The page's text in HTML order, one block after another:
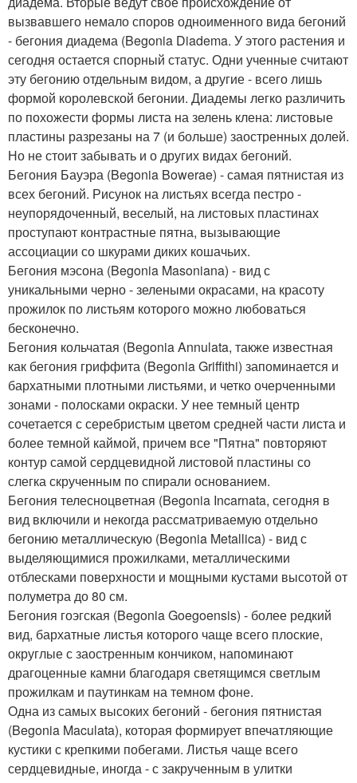
вызвавшего немало споров одноименного вида бегоний
- бегония диадема (Begonia Diadema. У этого растения и
сегодня остается спорный статус. Одни ученные считают
эту бегонию отдельным видом, а другие - всего лишь
формой королевской бегонии. Диадемы легко различить
по похожести формы листа на зелень клена: листовые
пластины разрезаны на 7 (и больше) заостренных долей.
Но не стоит забывать и о других видах бегоний.
Бегония Бауэра (Begonia Bowerae) - самая пятнистая из
всех бегоний. Рисунок на листьях всегда пестро -
неупорядоченный, веселый, на листовых пластинах
проступают контрастные пятна, вызывающие
ассоциации со шкурами диких кошачьих.
Бегония мэсона (Begonia Masoniana) - вид с
уникальными черно - зелеными окрасами, на красоту
прожилок по листьям которого можно любоваться
бесконечно.
Бегония кольчатая (Begonia Annulata, также известная
как бегония гриффита (Begonia Griffithi) запоминается и
бархатными плотными листьями, и четко очерченными
зонами - полосками окраски. У нее темный центр
сочетается с серебристым цветом средней части листа и
более темной каймой, причем все "Пятна" повторяют
контур самой сердцевидной листовой пластины со
слегка скрученным по спирали основанием.
Бегония телесноцветная (Begonia Incarnata, сегодня в
вид включили и некогда рассматриваемую отдельно
бегонию металлическую (Begonia Metallica) - вид с
выделяющимися прожилками, металлическими
отблесками поверхности и мощными кустами высотой от
полуметра до 80 см.
Бегония гоэгская (Begonia Goegoensis) - более редкий
вид, бархатные листья которого чаще всего плоские,
округлые с заостренным кончиком, напоминают
драгоценные камни благодаря светящимся светлым
прожилкам и паутинкам на темном фоне.
Одна из самых высоких бегоний - бегония пятнистая
(Begonia Maculata), которая формирует впечатляющие
кустики с крепкими побегами. Листья чаще всего
сердцевидные, иногда - с закрученным в улитки